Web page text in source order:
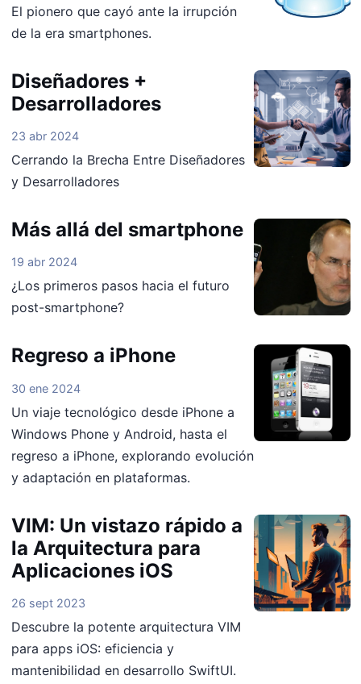
El pionero que cayó ante la irrupción
de la era smartphones.
Diseñadores +
Desarrolladores
23 abr 2024
Cerrando la Brecha Entre Diseñadores
y Desarrolladores
Más allá del smartphone
19 abr 2024
¿Los primeros pasos hacia el futuro
post-smartphone?
Regreso a iPhone
30 ene 2024
Un viaje tecnológico desde iPhone a
Windows Phone y Android, hasta el
regreso a iPhone, explorando evolución
y adaptación en plataformas.
VIM: Un vistazo rápido a
la Arquitectura para
Aplicaciones iOS
26 sept 2023
Descubre la potente arquitectura VIM
para apps iOS: eficiencia y
mantenibilidad en desarrollo SwiftUI.